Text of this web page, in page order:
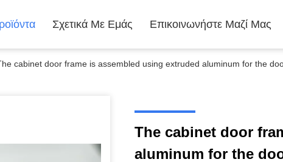
Σχετικά Με Εμάς Επικοινωνήστε Μαζί Μας
cabinet door frame is assembled using extruded aluminum for the
The cabinet door
aluminum for the